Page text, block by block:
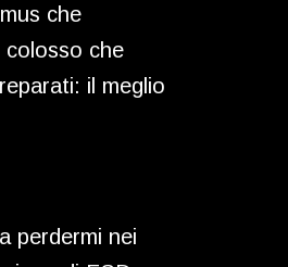
che
colosso che
il meglio
perdermi nei